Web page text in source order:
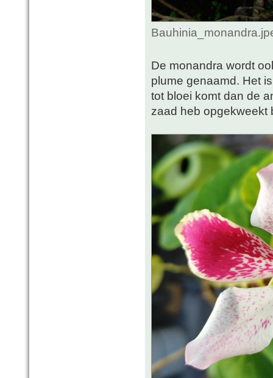
De monandra wordt
plume genaamd. Het
tot bloei komt dan de
zaad heb opgekweekt